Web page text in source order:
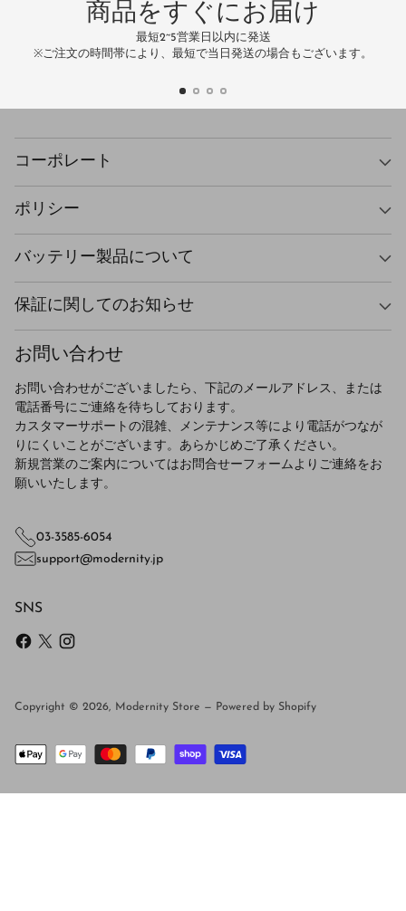
商品をすぐにお届け
最短2~5営業日以内に発送
※ご注文の時間帯により、最短で当日発送の場合もございます。
コーポレート
ポリシー
バッテリー製品について
保証に関してのお知らせ
お問い合わせ
お問い合わせがございましたら、下記のメールアドレス、または
電話番号にご連絡を待ちしております。
カスタマーサポートの混雑、メンテナンス等により電話がつなが
りにくいことがございます。あらかじめご了承ください。
新規営業のご案内についてはお問合せーフォームよりご連絡をお
願いいたします。
03-3585-6054
support@modernity.jp
SNS
Copyright © 2026, Modernity Store — Powered by Shopify